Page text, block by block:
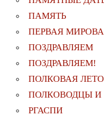
ПАМЯТЬ
ПЕРВАЯ
ПОЗДРАВЛЯЕМ
ПОЗДРАВЛЯЕМ!
ПОЛКОВАЯ
ПОЛКОВОДЦЫ И
РГАСПИ